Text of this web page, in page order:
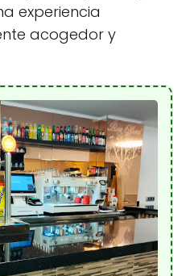
experiencia
acogedor y